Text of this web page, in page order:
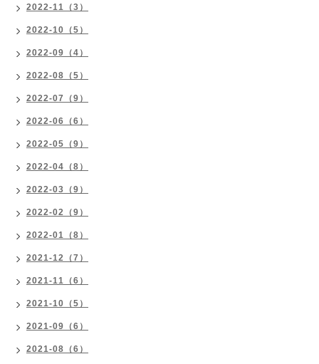
2022-11（3）
2022-10（5）
2022-09（4）
2022-08（5）
2022-07（9）
2022-06（6）
2022-05（9）
2022-04（8）
2022-03（9）
2022-02（9）
2022-01（8）
2021-12（7）
2021-11（6）
2021-10（5）
2021-09（6）
2021-08（6）